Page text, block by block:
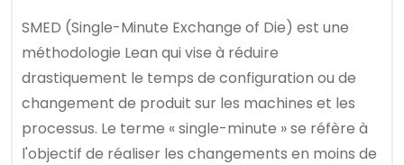
SMED (Single-Minute Exchange of Die) est une
méthodologie Lean qui vise à réduire
drastiquement le temps de configuration ou de
changement de produit sur les machines et les
processus. Le terme « single-minute » se réfère à
l'objectif de réaliser les changements en moins de